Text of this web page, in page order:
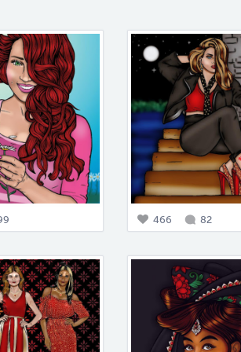
466 82